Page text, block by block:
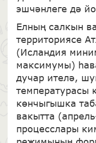
эшчәнлеге дә
Елның салкын
территориясе
(Исландия
максимумы)
дучар ителә,
температурасы
көнчыгышка
вакытта
процесслары